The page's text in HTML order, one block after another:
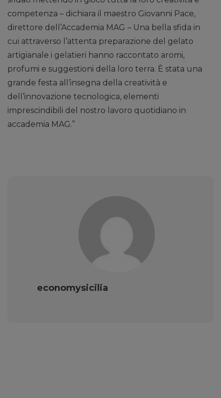
competenza – dichiara il maestro Giovanni Pace,
direttore dell’Accademia MAG – Una bella sfida in
cui attraverso l’attenta preparazione del gelato
artigianale i gelatieri hanno raccontato aromi,
profumi e suggestioni della loro terra. È stata una
grande festa all’insegna della creatività e
dell’innovazione tecnologica, elementi
imprescindibili del nostro lavoro quotidiano in
accademia MAG.”
economysicilia